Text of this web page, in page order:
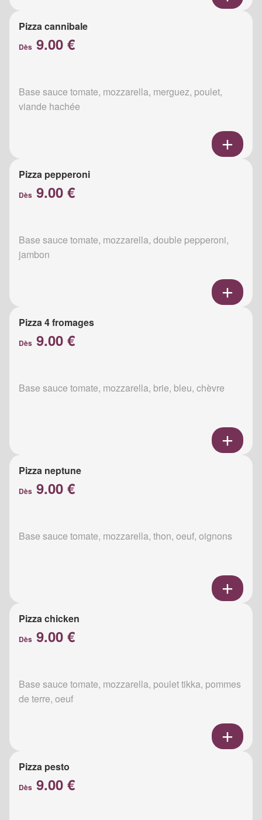
Pizza cannibale
Dès 9.00 €
Base sauce tomate, mozzarella, merguez, poulet,
viande hachée
Pizza pepperoni
Dès 9.00 €
Base sauce tomate, mozzarella, double pepperoni,
jambon
Pizza 4 fromages
Dès 9.00 €
Base sauce tomate, mozzarella, brie, bleu, chèvre
Pizza neptune
Dès 9.00 €
Base sauce tomate, mozzarella, thon, oeuf, oignons
Pizza chicken
Dès 9.00 €
Base sauce tomate, mozzarella, poulet tikka, pommes
de terre, oeuf
Pizza pesto
Dès 9.00 €